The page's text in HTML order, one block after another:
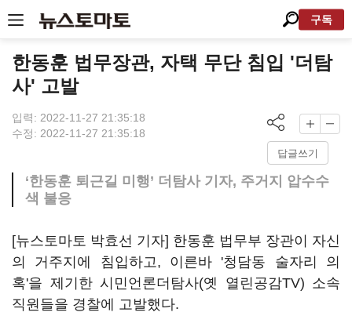
구독
한동훈 법무장관, 자택 무단 침입 '더탐
사' 고발
입력: 2022-11-27 21:35:18
수정: 2022-11-27 21:35:18
답글쓰기
‘한동훈 퇴근길 미행’ 더탐사 기자, 주거지 압수수
색 불응
[뉴스토마토 박효선 기자] 한동훈 법무부 장관이 자신
의 거주지에 침입하고, 이른바 '청담동 술자리 의
혹'을 제기한 시민언론더탐사(옛 열린공감TV) 소속
직원들을 경찰에 고발했다.